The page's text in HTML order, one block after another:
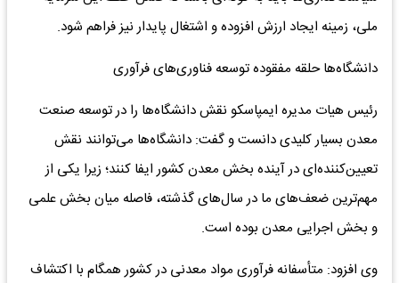
ملی، زمینه ایجاد ارزش افزوده و اشتغال پایدار نیز فراهم شود.
دانشگاه‌ها حلقه مفقوده توسعه فناوری‌های فرآوری
رئیس هیات مدیره ایمپاسکو نقش دانشگاه‌ها را در توسعه صنعت
معدن بسیار کلیدی دانست و گفت: دانشگاه‌ها می‌توانند نقش
تعیین‌کننده‌ای در آینده بخش معدن کشور ایفا کنند؛ زیرا یکی از
مهم‌ترین ضعف‌های ما در سال‌های گذشته، فاصله میان بخش علمی
و بخش اجرایی معدن بوده است.
وی افزود: متأسفانه فرآوری مواد معدنی در کشور همگام با اکتشاف